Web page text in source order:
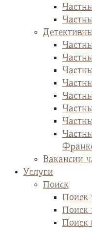
Вакансии
Услуги
Поиск
Поиск
Поиск
Поиск